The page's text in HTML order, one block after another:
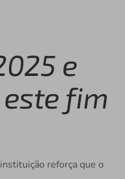
e
fim
reforça que o